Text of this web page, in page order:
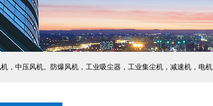
，中压风机。防爆风机，工业吸尘器，工业集尘机，减速机，电机